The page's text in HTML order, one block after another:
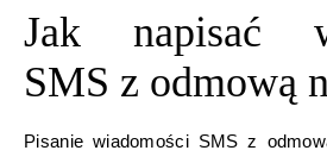
Jak napisać
SMS z odmową
Pisanie wiadomości SMS z